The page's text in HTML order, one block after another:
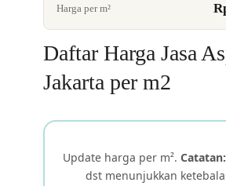
Harga per m²
Daftar Harga Jasa
Jakarta per m2
Update harga per m². Catatan:
dst menunjukkan